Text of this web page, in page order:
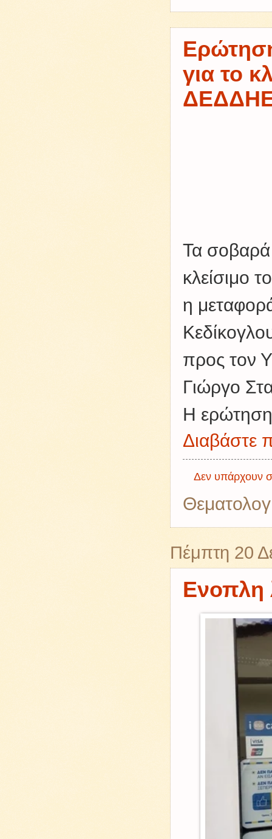
για το
ΔΕΔΔΗΕ
Τα σοβαρά
κλείσιμο
η
προς τον
Γιώργο
Η ερώτηση
Διαβάστε
Δεν υπάρχουν
Πέμπτη 20
Ενοπλη